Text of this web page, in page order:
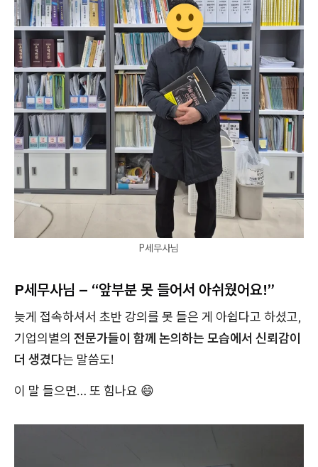
P세무사님
P세무사님 – “앞부분 못 들어서 아쉬웠어요!”
늦게 접속하셔서 초반 강의를 못 들은 게 아쉽다고 하셨고,
기업의별의 전문가들이 함께 논의하는 모습에서 신뢰감이
더 생겼다는 말씀도!
이 말 들으면… 또 힘나요 😄